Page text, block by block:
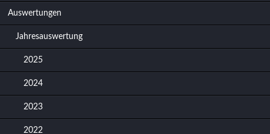
Auswertungen
Jahresauswertung
2025
2024
2023
2022